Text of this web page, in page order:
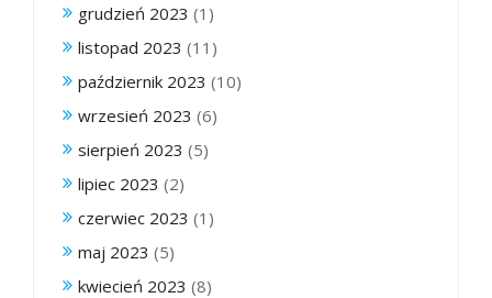
grudzień 2023 (1)
listopad 2023 (11)
październik 2023 (10)
wrzesień 2023 (6)
sierpień 2023 (5)
lipiec 2023 (2)
czerwiec 2023 (1)
maj 2023 (5)
kwiecień 2023 (8)